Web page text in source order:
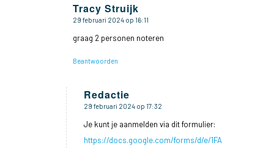
Tracy Struijk
zegt:
29 februari 2024 op 16:11
graag 2 personen noteren
Beantwoorden
Redactie
zegt:
29 februari 2024 op 17:32
Je kunt je aanmelden via dit formulier:
https://docs.google.com/forms/d/e/1FAIpQLSccmd-